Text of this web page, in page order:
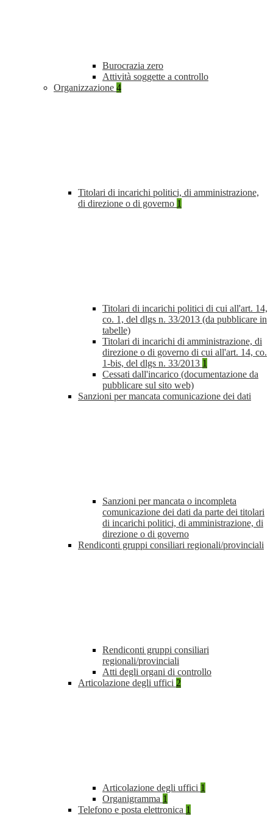
Burocrazia zero
Attività soggette a controllo
Organizzazione 4
Titolari di incarichi politici, di amministrazione,
di direzione o di governo 1
Titolari di incarichi politici di cui all'art. 14,
co. 1, del dlgs n. 33/2013 (da pubblicare in
tabelle)
Titolari di incarichi di amministrazione, di
direzione o di governo di cui all'art. 14, co.
1-bis, del dlgs n. 33/2013 1
Cessati dall'incarico (documentazione da
pubblicare sul sito web)
Sanzioni per mancata comunicazione dei dati
Sanzioni per mancata o incompleta
comunicazione dei dati da parte dei titolari
di incarichi politici, di amministrazione, di
direzione o di governo
Rendiconti gruppi consiliari regionali/provinciali
Rendiconti gruppi consiliari
regionali/provinciali
Atti degli organi di controllo
Articolazione degli uffici 2
Articolazione degli uffici 1
Organigramma 1
Telefono e posta elettronica 1